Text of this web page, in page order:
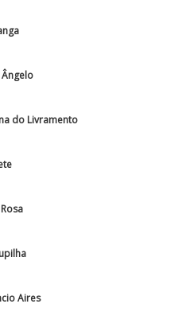
do Livramento
Aires